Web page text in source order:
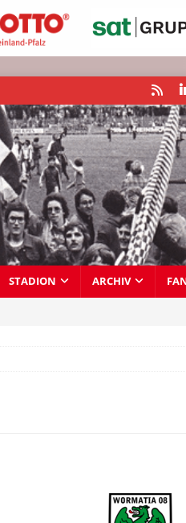
STADION ARCHIV